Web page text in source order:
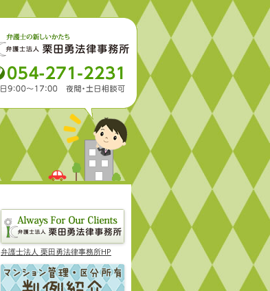
弁護士法人 栗田勇法律事務所HP